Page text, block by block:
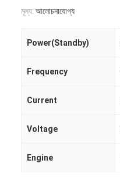
মূল্য: আলোচনাযোগ্য
Power(Standby)
Frequency
Current
Voltage
Engine